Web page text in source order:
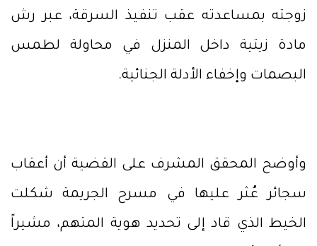
زوجته بمساعدته عقب تنفيذ السرقة، عبر رش
مادة زيتية داخل المنزل في محاولة لطمس
البصمات وإخفاء الأدلة الجنائية.
وأوضح المحقق المشرف على القضية أن أعقاب
سجائر عُثر عليها في مسرح الجريمة شكلت
الخيط الذي قاد إلى تحديد هوية المتهم، مشيراً